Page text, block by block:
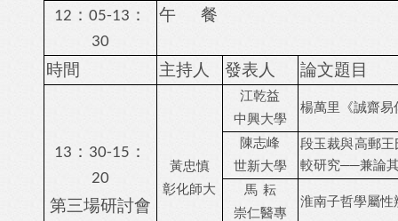
12 ： 05-13 ：
30
午 餐
時間 主持人 發表人 論文題目
13 ： 30-15 ：
20
第三場研討會
黃忠慎
彰化師大
江乾益
中興大學
楊萬里 《誠齋易
陳志峰
世新大學
段玉裁與高郵
較研究──兼論
馬 耘
崇仁醫專
淮南子哲學屬性